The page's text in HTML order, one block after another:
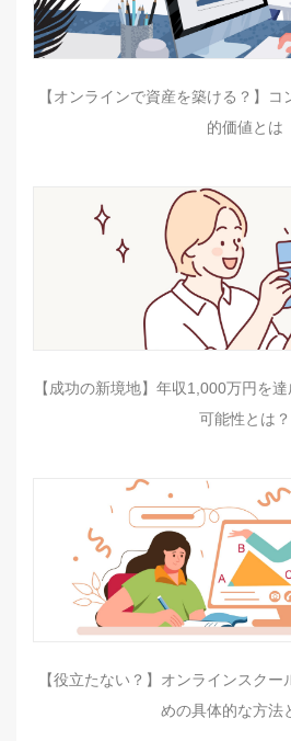
【オンラインで資産を築ける？】
的価値とは
【成功の新境地】年収1,000万円を
可能性とは？
【役立たない？】オンラインスク
めの具体的な方法